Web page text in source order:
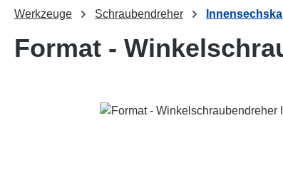
Werkzeuge Schraubendreher
Format -
Bildergalerie überspringen